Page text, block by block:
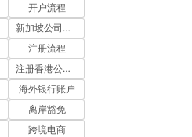
开户流程
新加坡公司注册
注册流程
注册香港公司流程
海外银行账户
离岸豁免
跨境电商